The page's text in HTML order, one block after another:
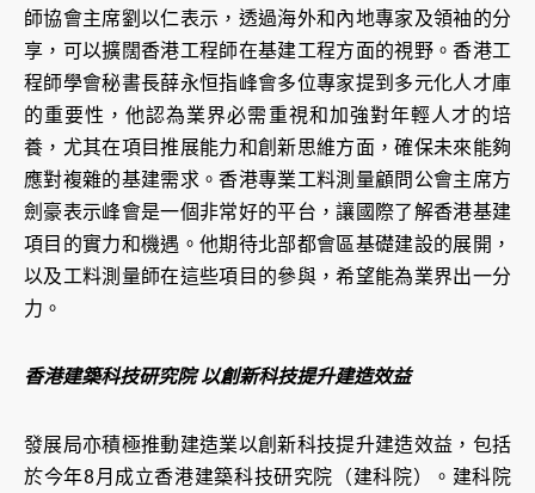
師協會主席劉以仁表示，透過海外和內地專家及領袖的分
享，可以擴闊香港工程師在基建工程方面的視野。香港工
程師學會秘書長薛永恒指峰會多位專家提到多元化人才庫
的重要性，他認為業界必需重視和加強對年輕人才的培
養，尤其在項目推展能力和創新思維方面，確保未來能夠
應對複雜的基建需求。香港專業工料測量顧問公會主席方
劍豪表示峰會是一個非常好的平台，讓國際了解香港基建
項目的實力和機遇。他期待北部都會區基礎建設的展開，
以及工料測量師在這些項目的參與，希望能為業界出一分
力。
香港建築科技研究院 以創新科技提升建造效益
發展局亦積極推動建造業以創新科技提升建造效益，包括
於今年8月成立香港建築科技研究院（建科院）。建科院